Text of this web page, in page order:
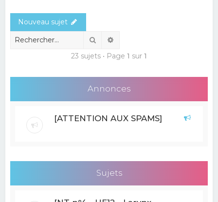
r
Nouveau sujet
Rechercher
23 sujets • Page 1 sur 1
Annonces
[ATTENTION AUX SPAMS]
Sujets